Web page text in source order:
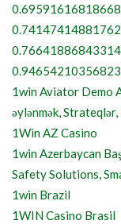
1win Aviator Demo
əylənmək,
1Win AZ Casino
1win Azerbaycan
Safety Solutions,
1win Brazil
1WIN Casino Brasil